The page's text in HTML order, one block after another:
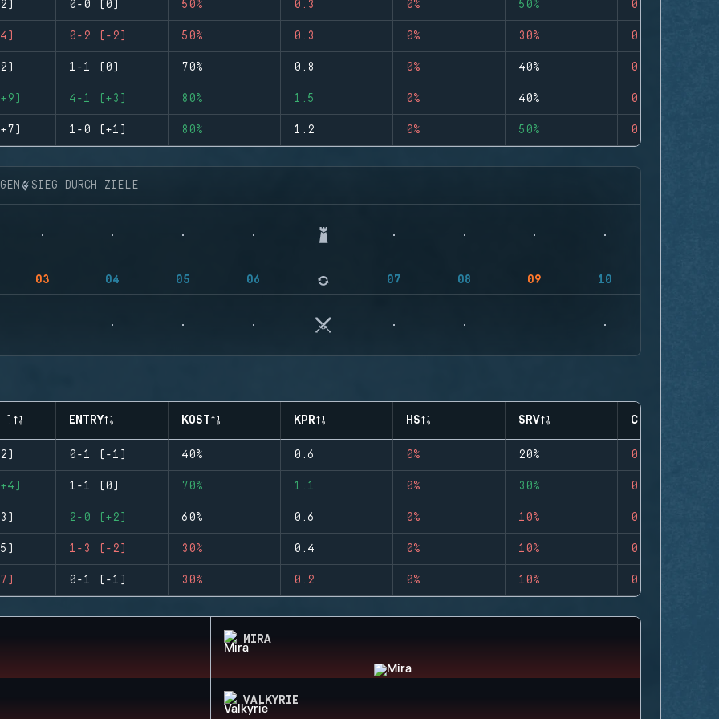
0-0 (0) 50% 0.3 0% 50% 0
0-2 (-2) 50% 0.3 0% 30% 0
1-1 (0) 70% 0.8 0% 40% 0
4-1 (+3) 80% 1.5 0% 40% 0
1-0 (+1) 80% 1.2 0% 50% 0
SIEG DURCH ZIELE
03 04 05 06 07 08 09 10
ENTRY KOST KPR HS SRV CLUTCHES
0-1 (-1) 40% 0.6 0% 20% 0
1-1 (0) 70% 1.1 0% 30% 0
2-0 (+2) 60% 0.6 0% 10% 0
1-3 (-2) 30% 0.4 0% 10% 0
0-1 (-1) 30% 0.2 0% 10% 0
MIRA
VALKYRIE